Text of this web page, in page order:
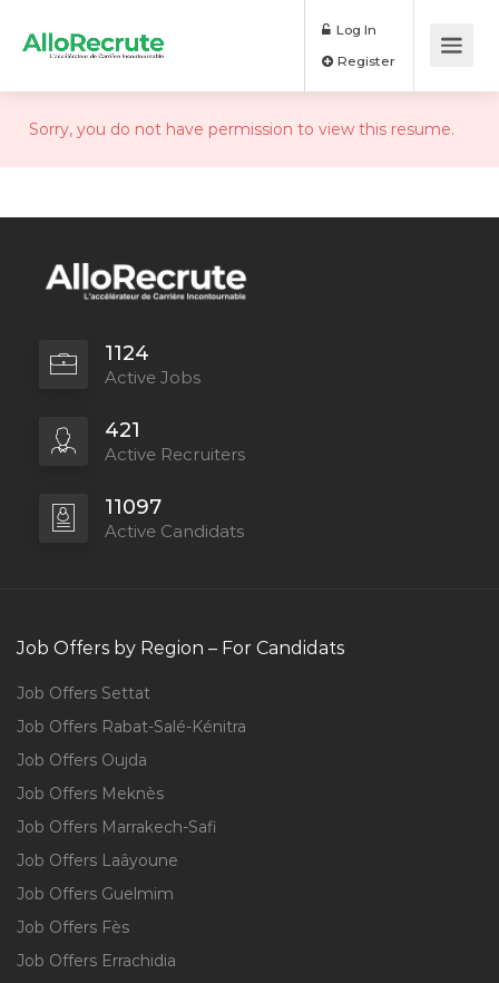
Log In
Sorry, you do not have permission to view this resume.
1124
Active Jobs
421
Active Recruiters
11097
Active Candidats
Job Offers by Region – For Candidats
Job Offers Settat
Job Offers Rabat-Salé-Kénitra
Job Offers Oujda
Job Offers Meknès
Job Offers Marrakech-Safi
Job Offers Laâyoune
Job Offers Guelmim
Job Offers Fès
Job Offers Errachidia